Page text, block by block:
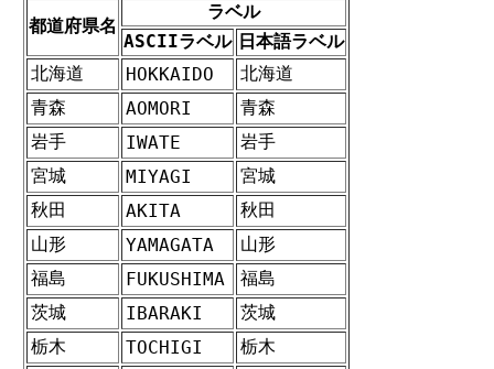
都道府県名
ラベル
ASCIIラベル 日本語ラベル
北海道
HOKKAIDO
北海道
青森
AOMORI
青森
岩手
IWATE
岩手
宮城
MIYAGI
宮城
秋田
AKITA
秋田
山形
YAMAGATA
山形
福島
FUKUSHIMA
福島
茨城
IBARAKI
茨城
栃木
TOCHIGI
栃木